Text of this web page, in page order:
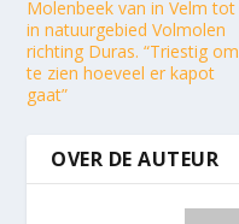
Molenbeek van in Velm tot
in natuurgebied Volmolen
richting Duras. “Triestig om
te zien hoeveel er kapot
gaat”
OVER DE AUTEUR